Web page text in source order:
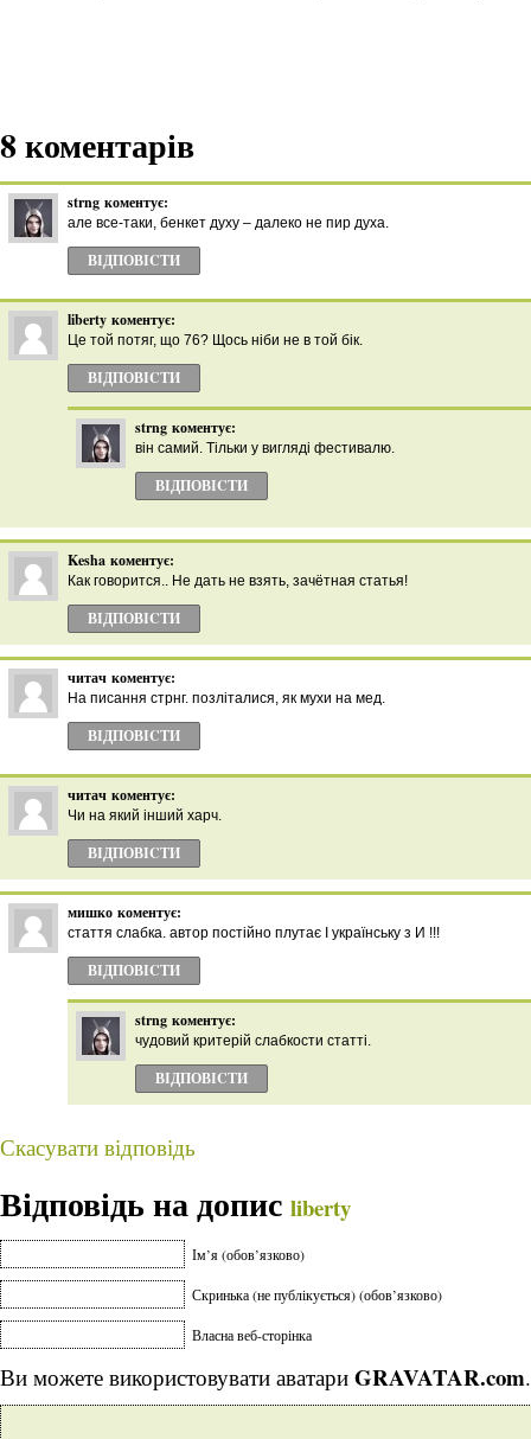
8 коментарів
strng коментує:
але все-таки, бенкет духу – далеко не пир духа.
ВІДПОВІCТИ
liberty коментує:
Це той потяг, що 76? Щось ніби не в той бік.
ВІДПОВІCТИ
strng коментує:
він самий. Тільки у вигляді фестивалю.
ВІДПОВІCТИ
Kesha коментує:
Как говорится.. Не дать не взять, зачётная статья!
ВІДПОВІCТИ
читач коментує:
На писання стрнг. позліталися, як мухи на мед.
ВІДПОВІCТИ
читач коментує:
Чи на який інший харч.
ВІДПОВІCТИ
мишко коментує:
стаття слабка. автор постійно плутає І українську з И !!!
ВІДПОВІCТИ
strng коментує:
чудовий критерій слабкости статті.
ВІДПОВІCТИ
Скасувати відповідь
Відповідь на допис liberty
Ім’я (обов’язково)
Скринька (не публікується) (обов’язково)
Власна веб-сторінка
Ви можете використовувати аватари GRAVATAR.com.